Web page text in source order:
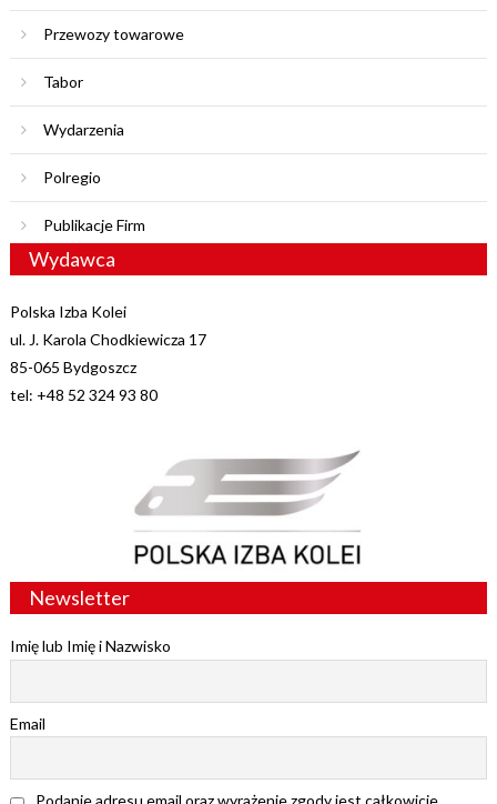
Przewozy towarowe
Tabor
Wydarzenia
Polregio
Publikacje Firm
Wydawca
Polska Izba Kolei
ul. J. Karola Chodkiewicza 17
85-065 Bydgoszcz
tel: +48 52 324 93 80
Newsletter
Imię lub Imię i Nazwisko
Email
Podanie adresu email oraz wyrażenie zgody jest całkowicie